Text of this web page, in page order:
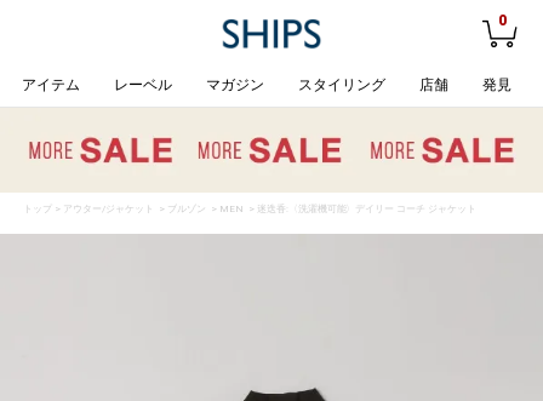
0
アイテム レーベル マガジン スタイリング 店舗 発見
トップ > アウター/ジャケット > ブルゾン > MEN > 迷迭香:〈洗濯機可能〉デイリー コーチ ジャケット